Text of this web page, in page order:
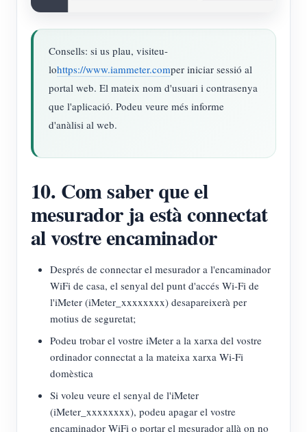
Consells: si us plau, visiteu-
lohttps://www.iammeter.comper iniciar sessió al
portal web. El mateix nom d'usuari i contrasenya
que l'aplicació. Podeu veure més informe
d'anàlisi al web.
10. Com saber que el
mesurador ja està connectat
al vostre encaminador
Després de connectar el mesurador a l'encaminador
WiFi de casa, el senyal del punt d'accés Wi-Fi de
l'iMeter (iMeter_xxxxxxxx) desapareixerà per
motius de seguretat;
Podeu trobar el vostre iMeter a la xarxa del vostre
ordinador connectat a la mateixa xarxa Wi-Fi
domèstica
Si voleu veure el senyal de l'iMeter
(iMeter_xxxxxxxx), podeu apagar el vostre
encaminador WiFi o portar el mesurador allà on no